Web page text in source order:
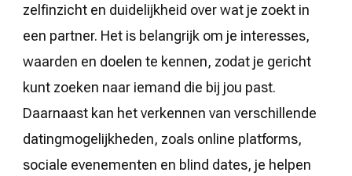
zelfinzicht en duidelijkheid over wat je zoekt in
een partner. Het is belangrijk om je interesses,
waarden en doelen te kennen, zodat je gericht
kunt zoeken naar iemand die bij jou past.
Daarnaast kan het verkennen van verschillende
datingmogelijkheden, zoals online platforms,
sociale evenementen en blind dates, je helpen